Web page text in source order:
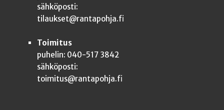
sähköposti:
tilaukset@rantapohja.fi
Toimitus
puhelin: 040-517 3842
sähköposti:
toimitus@rantapohja.fi